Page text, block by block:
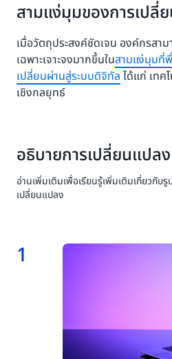
สามแง่มุมของการเปลี่
เมื่อวัตถุประสงค์ชัดเจน องค์กรสา
เฉพาะเจาะจงมากขึ้นในสามแง่มุมที่
เปลี่ยนผ่านสู่ระบบดิจิทัล ได้แก่ เทค
เชิงกลยุทธ์
อธิบายการเปลี่ยนแปลง
อ่านเพิ่มเติมเพื่อเรียนรู้เพิ่มเติมเกี่ยวกั
เปลี่ยนแปลง
1